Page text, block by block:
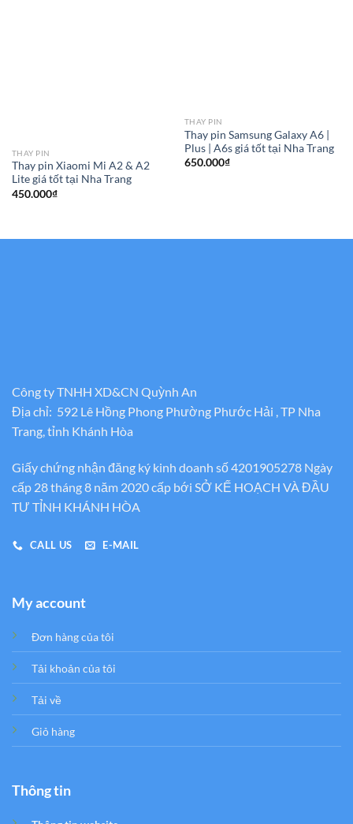
THAY PIN
Thay pin Xiaomi Mi A2 & A2
Lite giá tốt tại Nha Trang
450.000₫
THAY PIN
Thay pin Samsung Galaxy A6 |
Plus | A6s giá tốt tại Nha Trang
650.000₫
Công ty TNHH XD&CN Quỳnh An
Địa chỉ: 592 Lê Hồng Phong Phường Phước Hải , TP Nha
Trang, tỉnh Khánh Hòa
Giấy chứng nhận đăng ký kinh doanh số 4201905278 Ngày
cấp 28 tháng 8 năm 2020 cấp bới SỞ KẾ HOẠCH VÀ ĐẦU
TƯ TỈNH KHÁNH HÒA
CALL US E-MAIL
My account
Đơn hàng của tôi
Tải khoản của tôi
Tải về
Giỏ hàng
Thông tin